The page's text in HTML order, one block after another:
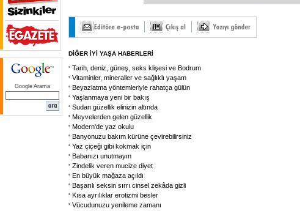
Google Arama
DİĞER İYİ YAŞA HABERLERİ
Tarih, deniz, güneş, seks klişesi ve Bodrum
Vitaminler, mineraller ve sağlıklı yaşam
Beyazlatma yöntemleriyle rahatça gülün
Yaşlanmaya yeni bir bakış
Sudan güzellik elinizin altında
Meyvelerden gelen güzellik
Modern'de yaz okulu
Banyonuzu bakım kürüne çevirebilirsiniz
Yaz çiçeği gibi kokmak için
Babanızı unutmayın
Zindelik veren mucize diyet
En büyük mağaza açıldı
Başarılı seksin sırrı cinsel zekâda gizli
Kısa ayrılıklar erotizmi besler
Vücudunuzu yenileme zamanı